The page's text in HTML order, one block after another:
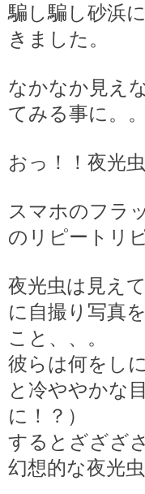
騙し騙し砂浜
きました。
なかなか見え
てみる事に。。
おっ！！夜光
スマホのフラ
のリピートリ
夜光虫は見え
に自撮り写真
こと、、。
彼らは何をし
と冷ややかな
に！？）
するとざざざ
幻想的な夜光